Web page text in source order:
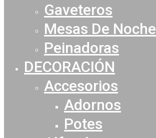
Gaveteros
Mesas De Noche
Peinadoras
DECORACIÓN
Accesorios
Adornos
Potes